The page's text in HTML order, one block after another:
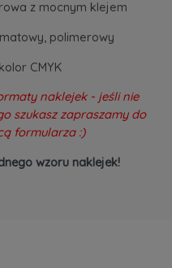
z mocnym klejem
polimerowy
CMYK
naklejek - jeśli nie
szukasz zapraszamy do
formularza :)
wzoru naklejek!